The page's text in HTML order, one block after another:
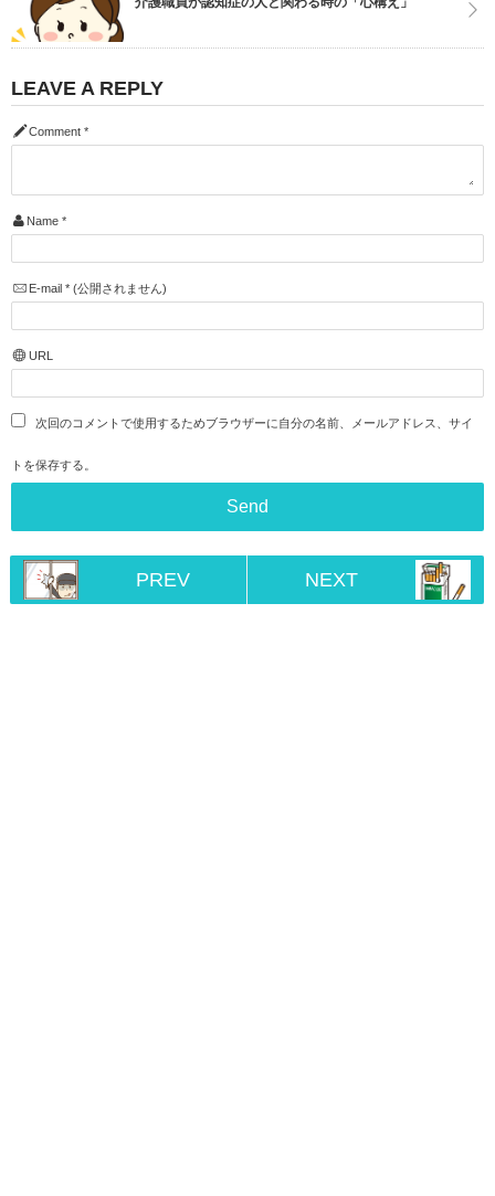
LEAVE A REPLY
Comment *
Name *
E-mail *(公開されません)
URL
次回のコメントで使用するためブラウザーに自分の名前、メールアドレス、サイ
トを保存する。
PREV NEXT